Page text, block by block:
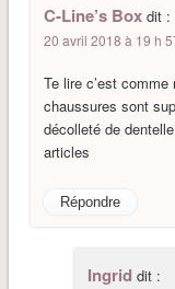
C-Line’s Box dit :
20 avril 2018 à 19 h
Te lire c’est
chaussures sont
décolleté de
articles
Répondre
Ingrid dit :